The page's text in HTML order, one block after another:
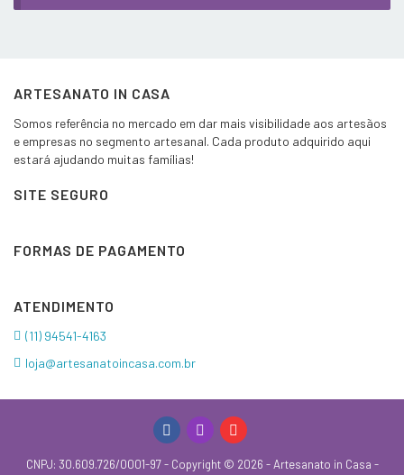
ARTESANATO IN CASA
Somos referência no mercado em dar mais visibilidade aos artesãos
e empresas no segmento artesanal. Cada produto adquirido aqui
estará ajudando muitas famílias!
SITE SEGURO
FORMAS DE PAGAMENTO
ATENDIMENTO
(11) 94541-4163
loja@artesanatoincasa.com.br
CNPJ: 30.609.726/0001-97 - Copyright © 2026 - Artesanato in Casa -